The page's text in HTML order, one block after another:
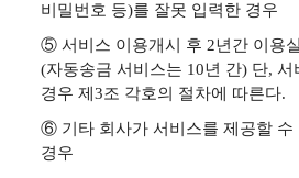
비밀번호 등)를 잘못 입력한 경우
⑤ 서비스 이용개시 후 2년간 이용
(자동송금 서비스는 10년 간) 단,
경우 제3조 각호의 절차에 따른다.
⑥ 기타 회사가 서비스를 제공할 수
경우